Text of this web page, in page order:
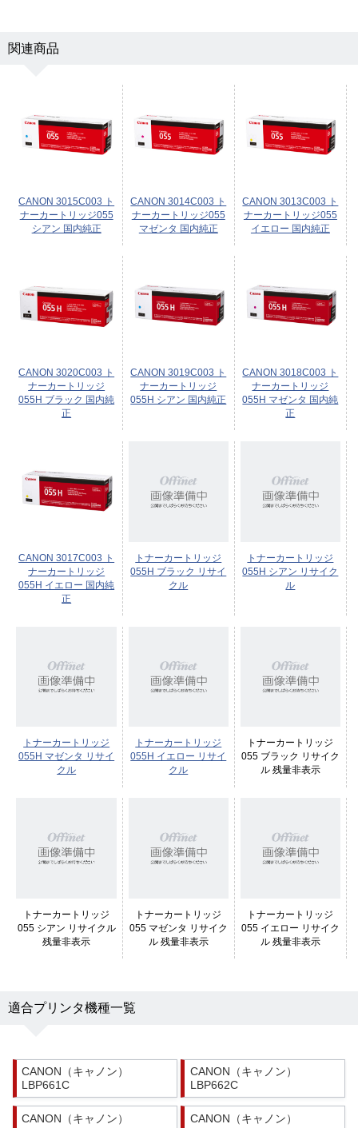
関連商品
CANON 3015C003 ト
ナーカートリッジ055
シアン 国内純正
CANON 3014C003 ト
ナーカートリッジ055
マゼンタ 国内純正
CANON 3013C003 ト
ナーカートリッジ055
イエロー 国内純正
CANON 3020C003 ト
ナーカートリッジ
055H ブラック 国内純
正
CANON 3019C003 ト
ナーカートリッジ
055H シアン 国内純正
CANON 3018C003 ト
ナーカートリッジ
055H マゼンタ 国内純
正
CANON 3017C003 ト
ナーカートリッジ
055H イエロー 国内純
正
トナーカートリッジ
055H ブラック リサイ
クル
トナーカートリッジ
055H シアン リサイク
ル
トナーカートリッジ
055H マゼンタ リサイ
クル
トナーカートリッジ
055H イエロー リサイ
クル
トナーカートリッジ
055 ブラック リサイク
ル 残量非表示
トナーカートリッジ
055 シアン リサイクル
残量非表示
トナーカートリッジ
055 マゼンタ リサイク
ル 残量非表示
トナーカートリッジ
055 イエロー リサイク
ル 残量非表示
適合プリンタ機種一覧
CANON（キャノン）
LBP661C
CANON（キャノン）
LBP662C
CANON（キャノン）
CANON（キャノン）